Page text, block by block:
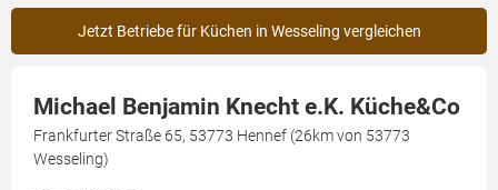
Jetzt Betriebe für Küchen in Wesseling vergleichen
Michael Benjamin Knecht e.K. Küche&Co
Frankfurter Straße 65, 53773 Hennef (26km von 53773
Wesseling)